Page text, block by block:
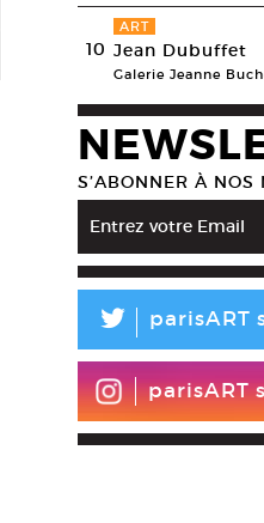
© Eric Jourdan
10
ART
Jean Dubuffet
Galerie Jeanne
S’ABONNER À NOS
L parisART
parisART